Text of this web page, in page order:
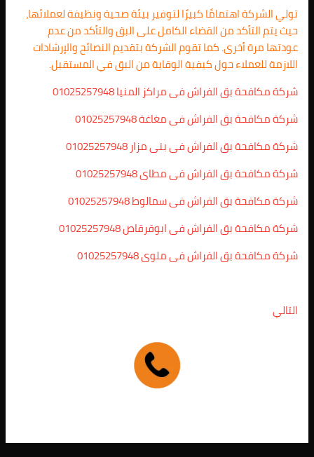
تولي الشركة اهتمامًا كبيرًا لتوفير بيئة صحية ونظيفة لعملائها،
حيث يتم التأكد من القضاء الكامل على البق والتأكد من عدم
عودتها مرة أخرى. كما تقوم الشركة بتقديم النصائح والإرشادات
اللازمة للعملاء حول كيفية الوقاية من البق في المستقبل.
شركة مكافحة بق الفراش فى مراكز المنيا 01025257948
شركة مكافحة بق الفراش فى مغاغة 01025257948
شركة مكافحة بق الفراش فى بنى مزار 01025257948
شركة مكافحة بق الفراش فى مطاى 01025257948
شركة مكافحة بق الفراش فى سمالوط 01025257948
شركة مكافحة بق الفراش فى ابوقرقاص 01025257948
شركة مكافحة بق الفراش فى ملوى 01025257948
التالي